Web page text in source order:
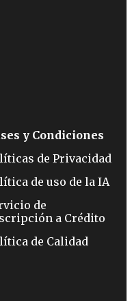
y Condiciones
de Privacidad
de uso de la IA
de
a Crédito
de Calidad